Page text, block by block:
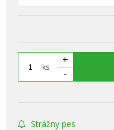
ks
+
-
Strážny pes